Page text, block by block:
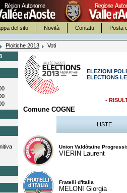
del sito Novità Contatti Posta
Ploitiche 2013
Voti
ELEZIONI
ELECTIONS
-
Comune COGNE
LISTE
Union Valdôtaine
VIERIN Laurent
Fratelli d'Italia
MELONI Giorgia